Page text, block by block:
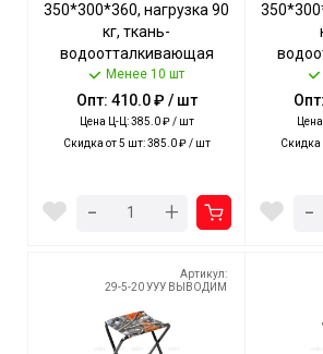
350*300*360, нагрузка 90
кг, ткань-
водоотталкивающая
пропитка, СИНИЙ арт. ДС/
С NIKA [5]
Менее 10 шт
Опт: 410.0 ₽ / шт
Цена Ц-Ц: 385.0 ₽ / шт
Скидка от 5 шт: 385.0 ₽ / шт
- +
Скидка
-
Артикул:
29-5-20 УУУ ВЫВОДИМ